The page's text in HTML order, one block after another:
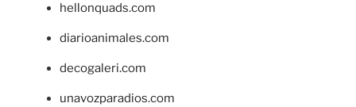
hellonquads.com
diarioanimales.com
decogaleri.com
unavozparadios.com